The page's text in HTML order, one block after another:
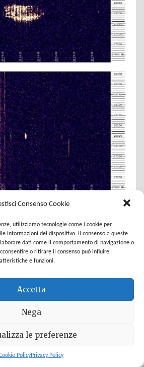
Consenso Cookie
utilizziamo tecnologie come i cookie per
informazioni del dispositivo. Il consenso a queste
dati come il comportamento di navigazione o
o ritirare il consenso può influire
e funzioni.
Accetta
Nega
le preferenze
PolicyPrivacy Policy